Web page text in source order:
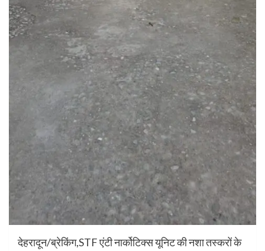
देहरादून/ब्रेकिंग,STF एंटी नार्कोटिक्स यूनिट की नशा तस्करों के